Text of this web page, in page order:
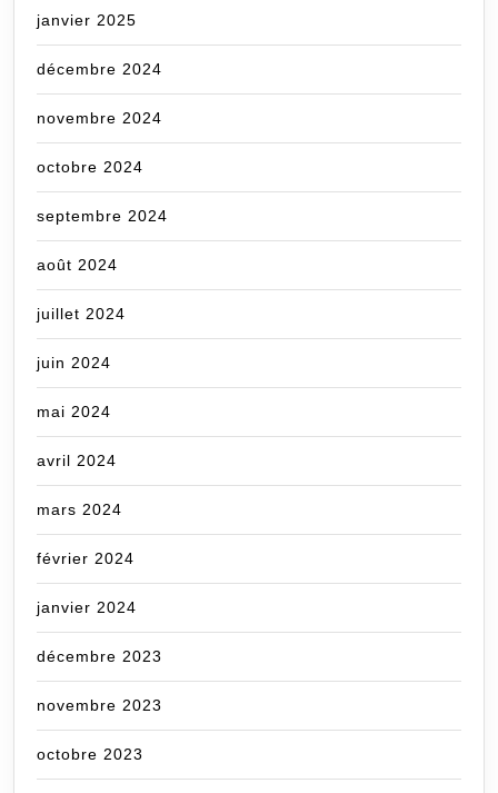
janvier 2025
décembre 2024
novembre 2024
octobre 2024
septembre 2024
août 2024
juillet 2024
juin 2024
mai 2024
avril 2024
mars 2024
février 2024
janvier 2024
décembre 2023
novembre 2023
octobre 2023